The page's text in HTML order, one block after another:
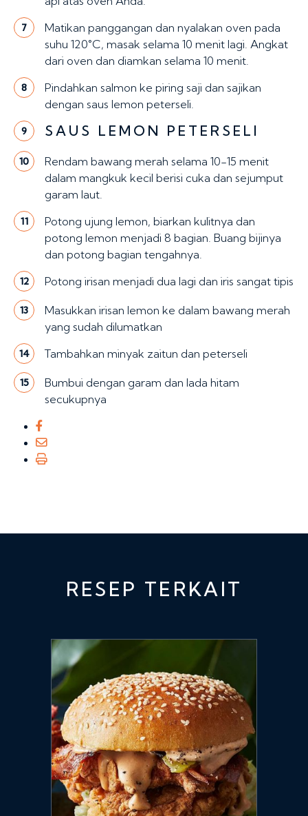
7
Matikan panggangan dan nyalakan oven pada
suhu 120°C, masak selama 10 menit lagi. Angkat
dari oven dan diamkan selama 10 menit.
8
Pindahkan salmon ke piring saji dan sajikan
dengan saus lemon peterseli.
9 SAUS LEMON PETERSELI
10
Rendam bawang merah selama 10-15 menit
dalam mangkuk kecil berisi cuka dan sejumput
garam laut.
11
Potong ujung lemon, biarkan kulitnya dan
potong lemon menjadi 8 bagian. Buang bijinya
dan potong bagian tengahnya.
12 Potong irisan menjadi dua lagi dan iris sangat tipis
13
Masukkan irisan lemon ke dalam bawang merah
yang sudah dilumatkan
14 Tambahkan minyak zaitun dan peterseli
15
Bumbui dengan garam dan lada hitam
secukupnya
RESEP TERKAIT